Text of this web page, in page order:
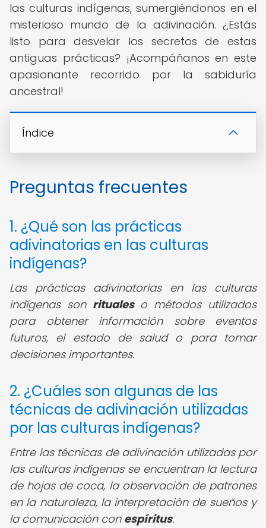
las culturas indígenas, sumergiéndonos en el
misterioso mundo de la adivinación. ¿Estás
listo para desvelar los secretos de estas
antiguas prácticas? ¡Acompáñanos en este
apasionante recorrido por la sabiduría
ancestral!
Índice
Preguntas frecuentes
1. ¿Qué son las prácticas
adivinatorias en las culturas
indígenas?
Las prácticas adivinatorias en las culturas
indígenas son ritualeso métodos utilizados
para obtener información sobre eventos
futuros, el estado de salud o para tomar
decisiones importantes.
2. ¿Cuáles son algunas de las
técnicas de adivinación utilizadas
por las culturas indígenas?
Entre las técnicas de adivinación utilizadas por
las culturas indígenas se encuentran la lectura
de hojas de coca, la observación de patrones
en la naturaleza, la interpretación de sueños y
la comunicación con espíritus.